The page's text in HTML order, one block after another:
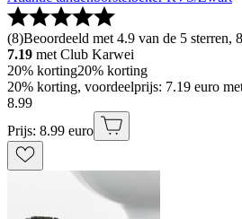
(8)Beoordeeld met 4.9 van de 5 sterren,
7.19 met Club Karwei
20% korting20% korting
20% korting, voordeelprijs: 7.19 euro
8.99
Prijs: 8.99 euro